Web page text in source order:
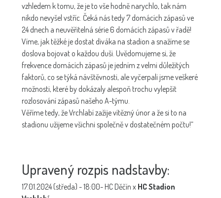
vzhledem k tomu, že je to vše hodně narychlo, tak nám
nikdo nevyšel vstříc. Čeká nás tedy 7 domácích zápasů ve
24 dnech a neuvěřitelná série 6 domácích zápasů v řadě!
Víme, jak těžké je dostat diváka na stadion a snažíme se
doslova bojovat o každou duši. Uvědomujeme si, že
frekvence domácích zápasů je jedním z velmi důležitých
faktorů, co se týká návštěvnosti, ale vyčerpali jsme veškeré
možnosti, které by dokázaly alespoň trochu vylepšit
rozlosování zápasů našeho A-týmu.
Věříme tedy, že Vrchlabí zažije vítězný únor a že si to na
stadionu užijeme všichni společně v dostatečném počtu!“
Upravený rozpis nadstavby:
17.01.2024 (středa) - 18:00- HC Děčín x HC Stadion